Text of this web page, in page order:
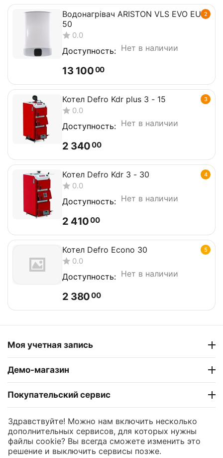
2
Водонагрівач ARISTON VLS EVO EU
50
0.0
Доступность: Нет в наличии
13 10000
3
Котел Defro Kdr plus 3 - 15
0.0
Доступность: Нет в наличии
2 34000
4
Котел Defro Kdr 3 - 30
0.0
Доступность: Нет в наличии
2 41000
5
Котел Defro Econo 30
0.0
Доступность: Нет в наличии
2 38000
Моя учетная запись
Демо-магазин
Покупательский сервис
Контакты
© 2004 - 2026 САНН.
Здравствуйте! Можно нам включить несколько
дополнительных сервисов, для которых нужны
файлы cookie? Вы всегда сможете изменить это
решение и выключить сервисы позже.